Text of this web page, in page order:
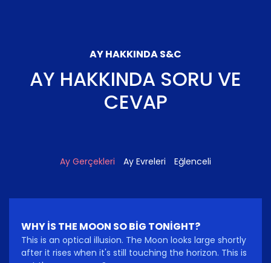
AY HAKKINDA S&C
AY HAKKINDA SORU VE
CEVAP
Ay Gerçekleri Ay Evreleri Eğlenceli
WHY IS THE MOON SO BIG TONIGHT?
This is an optical illusion. The Moon looks large shortly
after it rises when it's still touching the horizon. This is